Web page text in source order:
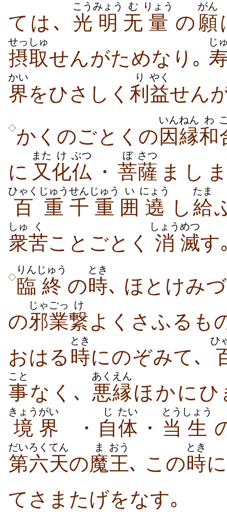
ては､ 光
こう
明
みょう
无
む
量
りょう
の 願
がん
摂取
せっしゅ
せんがためなり｡
じ
界
かい
をひさしく 利
り
益
やく
せん
◇かくのごとくの 因縁
いんねん
和
わ
に 又
また
化
け
仏
ぶつ
・ 菩
ぼ
薩
さつ
まし
百重
ひゃくじゅう
千
せん
重
じゅう
囲
い
遶
にょう
し 給
たま
衆
しゅ
苦
く
ことごとく 消
しょう
滅
めつ
す
◇臨
りん
終
じゅう
の時
とき
､ ほとけみ
の邪
じゃ
業
ごっ
繋
け
よくさふるも
おはる 時
とき
にのぞみて､
ひ
事
こと
なく､ 悪縁
あくえん
ほかに
境
きょう
界
がい
・ 自
じ
体
たい
・ 当
とう
生
しょう
第六
だいろく
天
てん
の魔
ま
王
おう
､ この時
とき
てさまたげをなす｡